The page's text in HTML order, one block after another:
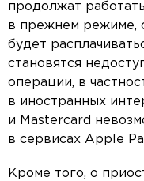
продолжат
в прежнем режиме,
будет
становятся
операции, в
в иностранных
и Mastercard
в сервисах Apple
Кроме того, о